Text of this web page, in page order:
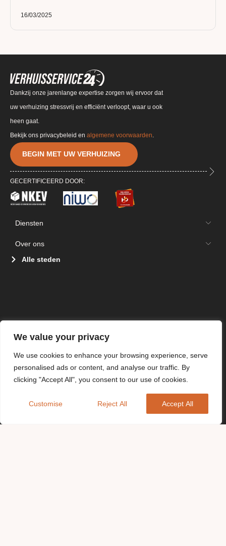
We value your privacy
We use cookies to enhance your browsing experience, serve
personalised ads or content, and analyse our traffic. By
clicking "Accept All", you consent to our use of cookies.
Customise Reject All Accept All
16/03/2025
Dankzij onze jarenlange expertise zorgen wij ervoor dat
uw verhuizing stressvrij en efficiënt verloopt, waar u ook
heen gaat.
BEGIN MET UW VERHUIZING
GECERTIFICEERD DOOR:
Diensten
Over ons
Alle steden
Bekijk ons privacybeleid en algemene voorwaarden